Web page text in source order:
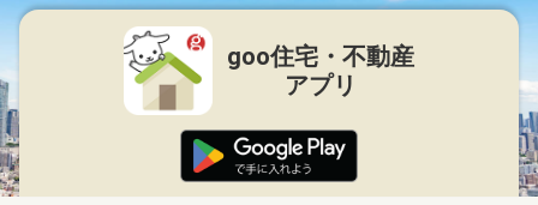
goo住宅・不動産
アプリ